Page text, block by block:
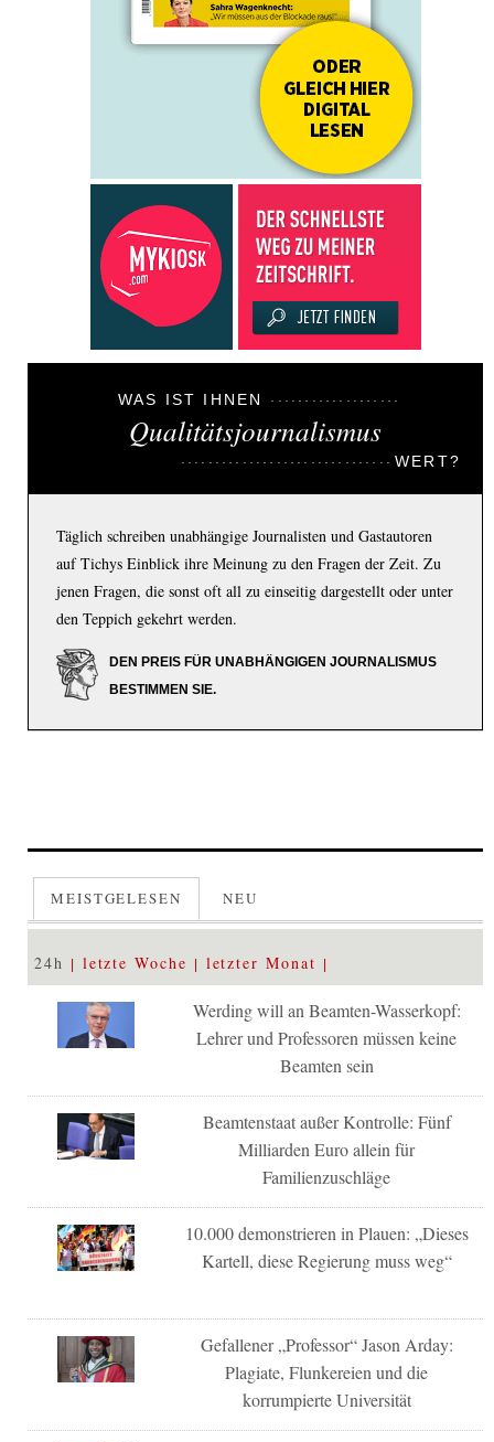
WAS IST IHNEN
Qualitätsjournalismus
WERT?
Täglich schreiben unabhängige Journalisten und Gastautoren
auf Tichys Einblick ihre Meinung zu den Fragen der Zeit. Zu
jenen Fragen, die sonst oft all zu einseitig dargestellt oder unter
den Teppich gekehrt werden.
DEN PREIS FÜR UNABHÄNGIGEN JOURNALISMUS
BESTIMMEN SIE.
MEISTGELESEN NEU
24h letzte Woche letzter Monat
Werding will an Beamten-Wasserkopf:
Lehrer und Professoren müssen keine
Beamten sein
Beamtenstaat außer Kontrolle: Fünf
Milliarden Euro allein für
Familienzuschläge
10.000 demonstrieren in Plauen: „Dieses
Kartell, diese Regierung muss weg“
Gefallener „Professor“ Jason Arday:
Plagiate, Flunkereien und die
korrumpierte Universität